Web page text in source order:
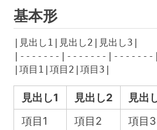
基本形
|見出し1|見出し2|見出し3|
|-------|-------|-------|
|項目1|項目2|項目3|
見出し1 見出し2
見出
項目1
項目2 項目3